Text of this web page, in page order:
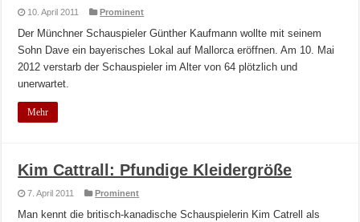
10. April 2011 Prominent
Der Münchner Schauspieler Günther Kaufmann wollte mit seinem
Sohn Dave ein bayerisches Lokal auf Mallorca eröffnen. Am 10. Mai
2012 verstarb der Schauspieler im Alter von 64 plötzlich und
unerwartet.
Mehr
Kim Cattrall: Pfundige Kleidergröße
7. April 2011 Prominent
Man kennt die britisch-kanadische Schauspielerin Kim Catrell als